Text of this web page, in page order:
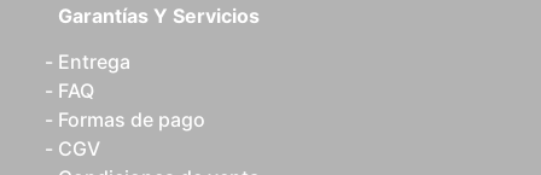
Garantías Y Servicios
Entrega
FAQ
Formas de pago
CGV